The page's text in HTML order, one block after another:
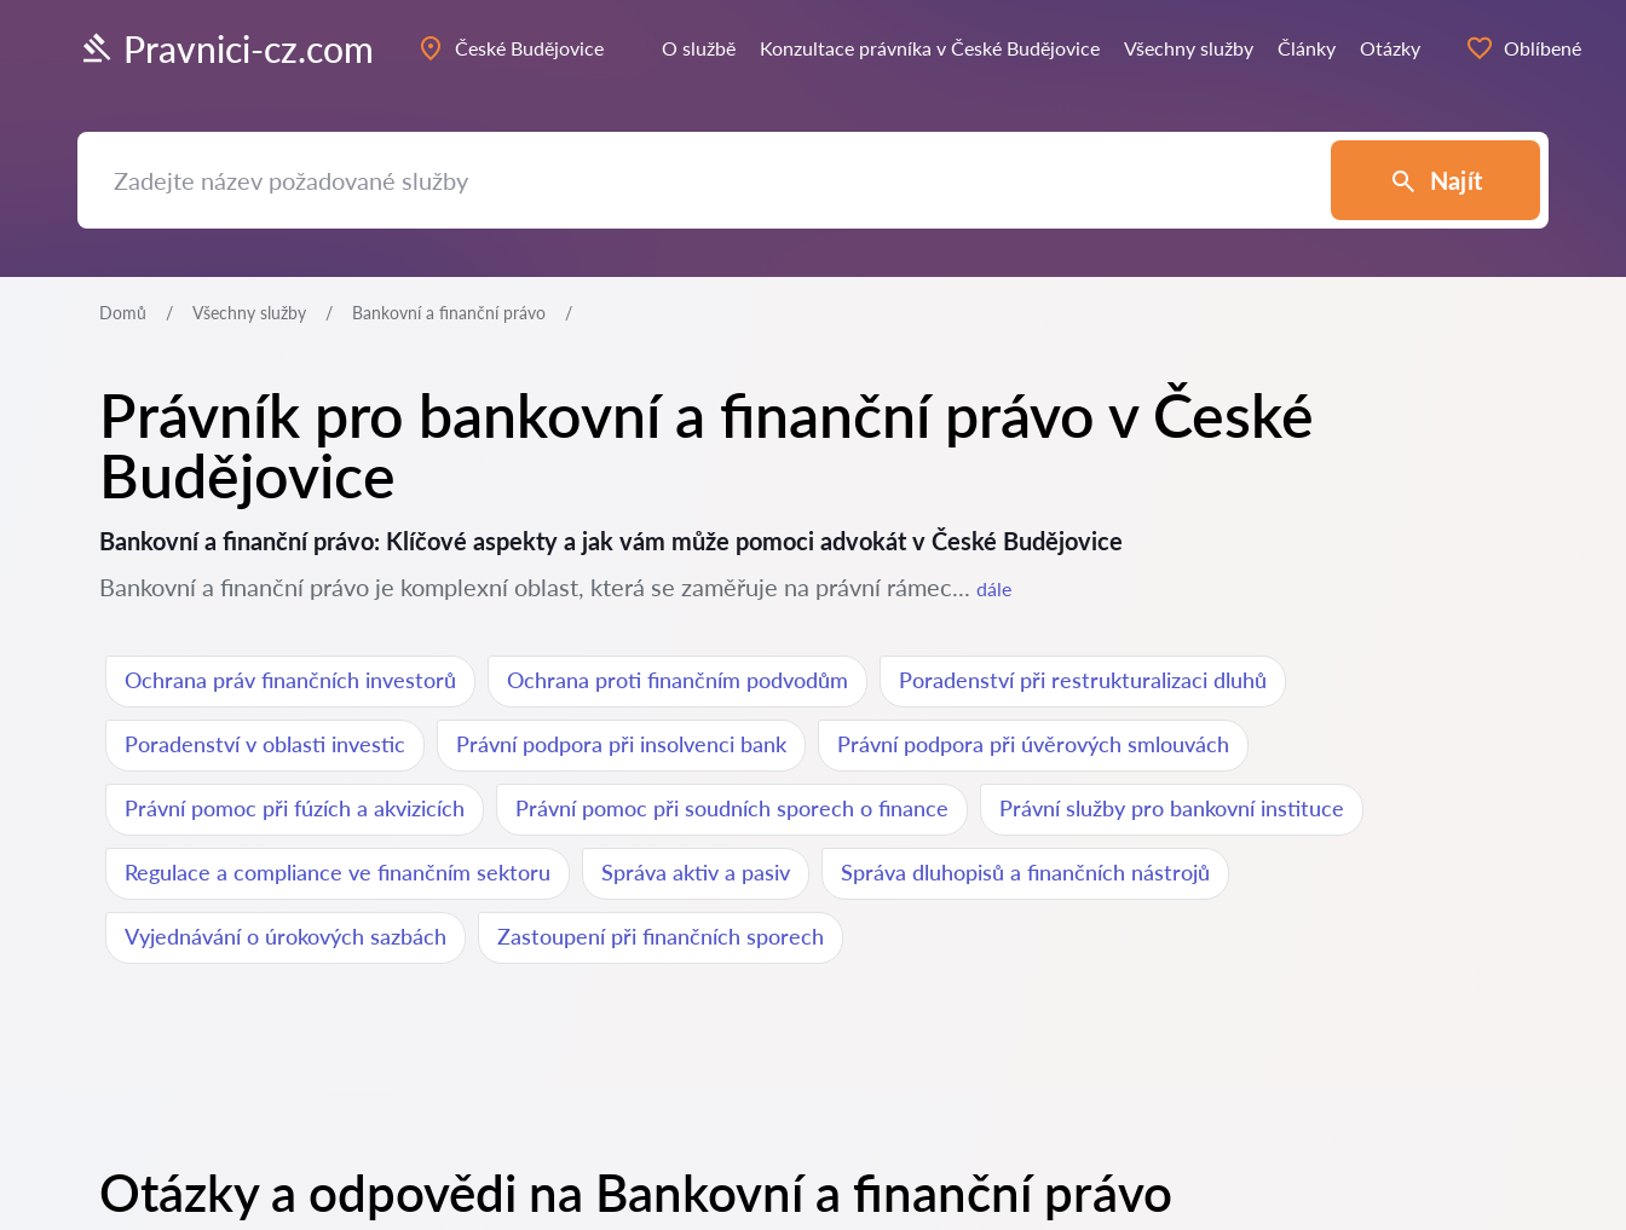
Pravnici-cz.com České Budějovice O službě Konzultace právníka v České Budějovice Všechny služby Články Otázky Oblíbené
Najít
Domů Všechny služby Bankovní a finanční právo
Právník pro bankovní a finanční právo v České
Budějovice
Bankovní a finanční právo: Klíčové aspekty a jak vám může pomoci advokát v České Budějovice
Bankovní a finanční právo je komplexní oblast, která se zaměřuje na právní rámec... dále
Ochrana práv finančních investorů Ochrana proti finančním podvodům Poradenství při restrukturalizaci dluhů
Poradenství v oblasti investic Právní podpora při insolvenci bank Právní podpora při úvěrových smlouvách
Právní pomoc při fúzích a akvizicích Právní pomoc při soudních sporech o finance Právní služby pro bankovní instituce
Regulace a compliance ve finančním sektoru Správa aktiv a pasiv Správa dluhopisů a finančních nástrojů
Vyjednávání o úrokových sazbách Zastoupení při finančních sporech
Otázky a odpovědi na Bankovní a finanční právo